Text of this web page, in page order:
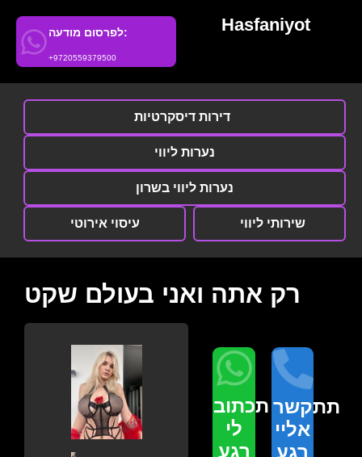
לפרסום מודעה:
+9720559379500
Hasfaniyot
דירות דיסקרטיות
נערות ליווי
נערות ליווי בשרון
עיסוי אירוטי שירותי ליווי
רק אתה ואני בעולם שקט
תכתוב
לי
רגע
תתקשר
אליי
רגע